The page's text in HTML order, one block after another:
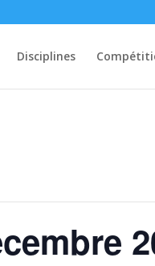
Disciplines